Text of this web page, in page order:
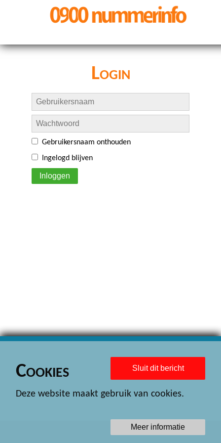
Login
Gebruikersnaam onthouden
Ingelogd blijven
Inloggen
Sluit dit bericht
Cookies
Deze website maakt gebruik van cookies.
Meer informatie